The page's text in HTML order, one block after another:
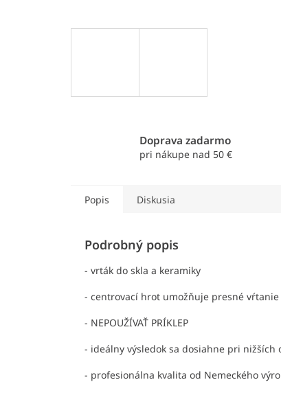
Doprava zadarmo
pri nákupe nad 50 €
Popis Diskusia
Podrobný popis
- vrták do skla a keramiky
- centrovací hrot umožňuje presné vŕtanie
- NEPOUŽÍVAŤ PRÍKLEP
- ideálny výsledok sa dosiahne pri nižších
- profesionálna kvalita od Nemeckého